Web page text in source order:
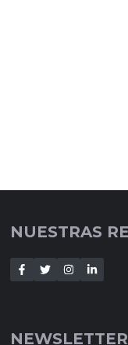
NUESTRAS
NEWSLETTER